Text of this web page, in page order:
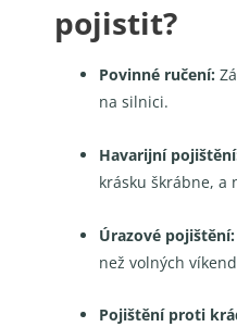
pojistit?
Povinné ručení:
na silnici.
Havarijní
krásku škrábne, a
Úrazové pojištění:
než volných
Pojištění proti